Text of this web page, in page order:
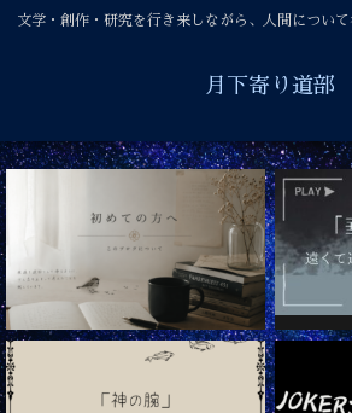
文学・創作・研究を行き来しながら、人間につい
月下寄り道部